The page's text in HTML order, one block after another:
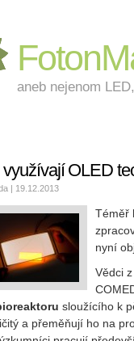
aneb nejenom
OLED
| 19.12.2013
Téměř
nyní
Vědci
sloužícího k
a přeměňují ho na